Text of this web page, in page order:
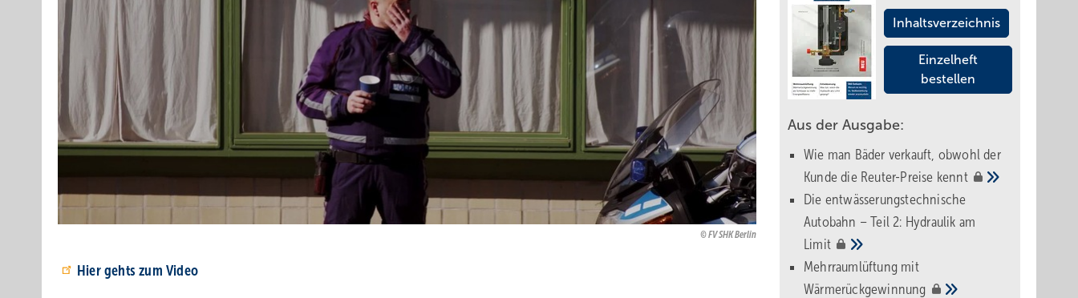
FV SHK Berlin
Hier gehts zum Video
Inhaltsverzeichnis
Einzelheft
bestellen
Aus der Ausgabe:
Wie man Bäder verkauft, obwohl der
Kunde die Reuter-Preise kennt
Die entwässerungstechnische
Autobahn – Teil 2: Hydraulik am
Limit
Mehrraumlüftung mit
Wärmerückgewinnung